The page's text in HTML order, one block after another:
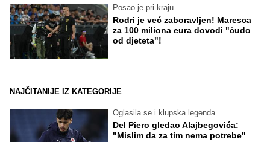
Posao je pri kraju
Rodri je već zaboravljen! Maresca
za 100 miliona eura dovodi "čudo
od djeteta"!
NAJČITANIJE IZ KATEGORIJE
Oglasila se i klupska legenda
Del Piero gledao Alajbegovića:
"Mislim da za tim nema potrebe"